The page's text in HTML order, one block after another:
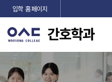
입학 홈페이지